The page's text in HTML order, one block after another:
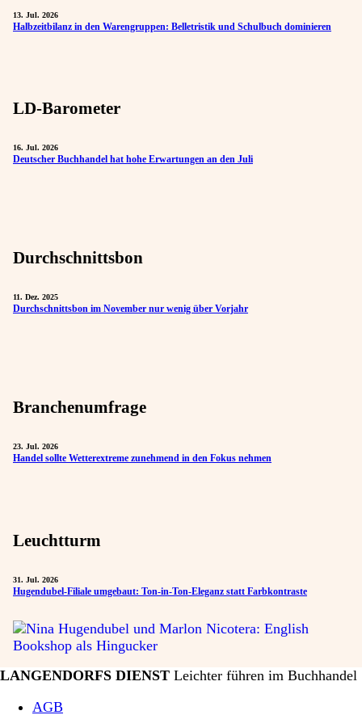
13. Jul. 2026
Halbzeitbilanz in den Warengruppen: Belletristik und Schulbuch dominieren
LD-Barometer
16. Jul. 2026
Deutscher Buchhandel hat hohe Erwartungen an den Juli
Durchschnittsbon
11. Dez. 2025
Durchschnittsbon im November nur wenig über Vorjahr
Branchenumfrage
23. Jul. 2026
Handel sollte Wetterextreme zunehmend in den Fokus nehmen
Leuchtturm
31. Jul. 2026
Hugendubel-Filiale umgebaut: Ton-in-Ton-Eleganz statt Farbkontraste
LANGENDORFS DIENST Leichter führen im Buchhandel
AGB